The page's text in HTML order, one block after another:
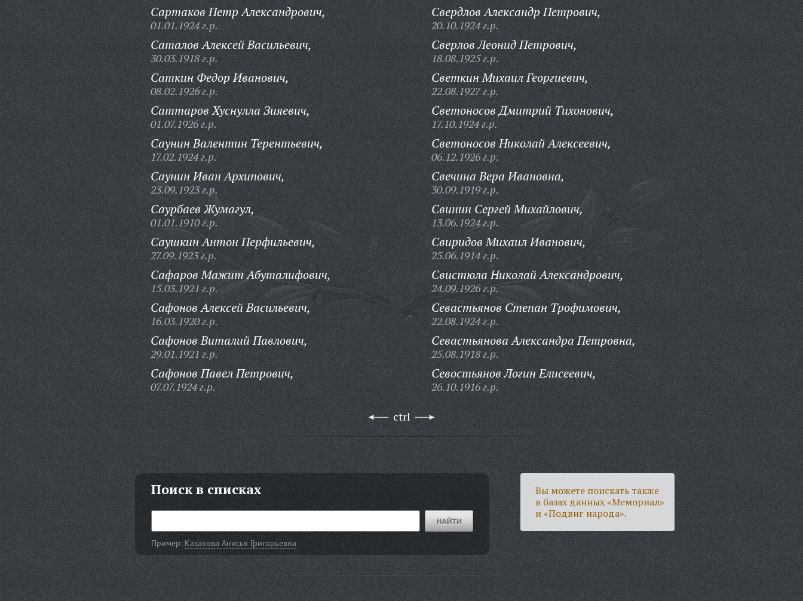
Сартаков Петр Александрович,
01.01.1924 г.р.
Саталов Алексей Васильевич,
30.03.1918 г.р.
Саткин Федор Иванович,
08.02.1926 г.р.
Саттаров Хуснулла Зияевич,
01.07.1926 г.р.
Саунин Валентин Терентьевич,
17.02.1924 г.р.
Саунин Иван Архипович,
23.09.1923 г.р.
Саурбаев Жумагул,
01.01.1910 г.р.
Саушкин Антон Перфильевич,
27.09.1923 г.р.
Сафаров Мажит Абуталифович,
15.03.1921 г.р.
Сафонов Алексей Васильевич,
16.03.1920 г.р.
Сафонов Виталий Павлович,
29.01.1921 г.р.
Сафонов Павел Петрович,
07.07.1924 г.р.
Свердлов Александр Петрович,
20.10.1924 г.р.
Сверлов Леонид Петрович,
18.08.1925 г.р.
Светкин Михаил Георгиевич,
22.08.1927 г.р.
Светоносов Дмитрий Тихонович,
17.10.1924 г.р.
Светоносов Николай Алексеевич,
06.12.1926 г.р.
Свечина Вера Ивановна,
30.09.1919 г.р.
Свинин Сергей Михайлович,
13.06.1924 г.р.
Свиридов Михаил Иванович,
25.06.1914 г.р.
Свистюла Николай Александрович,
24.09.1926 г.р.
Севастьянов Степан Трофимович,
22.08.1924 г.р.
Севастьянова Александра Петровна,
25.08.1918 г.р.
Севостьянов Логин Елисеевич,
26.10.1916 г.р.
ctrl
Поиск в списках
Пример: Казакова Анисья Григорьевна
Вы можете поискать также
в базах данных «Мемориал»
и «Подвиг народа».